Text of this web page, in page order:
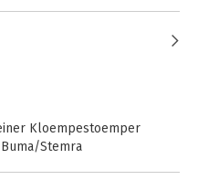
Auteursrecht
en van de balie, en
van Wetenschappen.
Feer Verkade
Kloempestoemper
Buma/Stemra